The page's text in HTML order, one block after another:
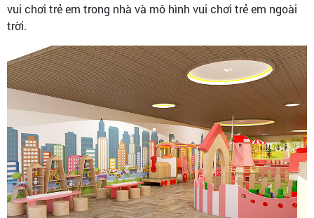
vui chơi trẻ em trong nhà và mô hình vui chơi trẻ em ngoài
trời.